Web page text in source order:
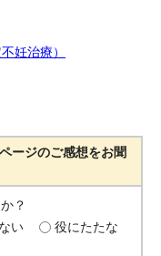
妊治療）
ージのご感想をお聞
？
い
役にたたな